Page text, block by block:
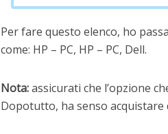
Per fare questo elenco, ho
come: HP – PC, HP – PC, Dell.
Nota:assicurati che l’opzione
Dopotutto, ha senso acquistare